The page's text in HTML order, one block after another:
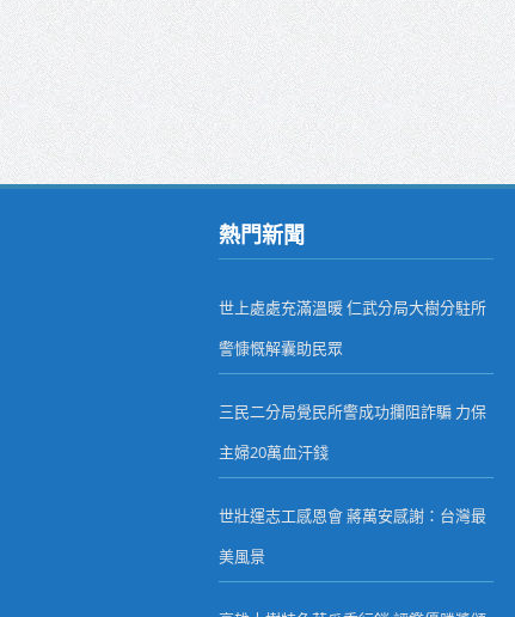
熱門新聞
世上處處充滿溫暖 仁武分局大樹分駐所
警慷慨解囊助民眾
三民二分局覺民所警成功攔阻詐騙 力保
主婦20萬血汗錢
世壯運志工感恩會 蔣萬安感謝：台灣最
美風景